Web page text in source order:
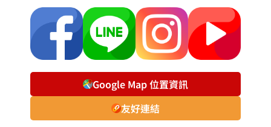
Google Map 位置資訊
友好連結